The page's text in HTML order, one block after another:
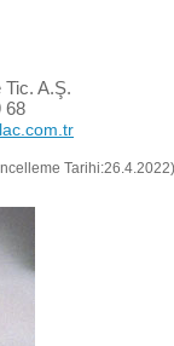
A.Ş.
68
Tarihi:26.4.2022)